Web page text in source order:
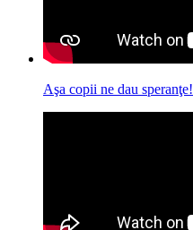
Aşa copii ne dau speranţe!